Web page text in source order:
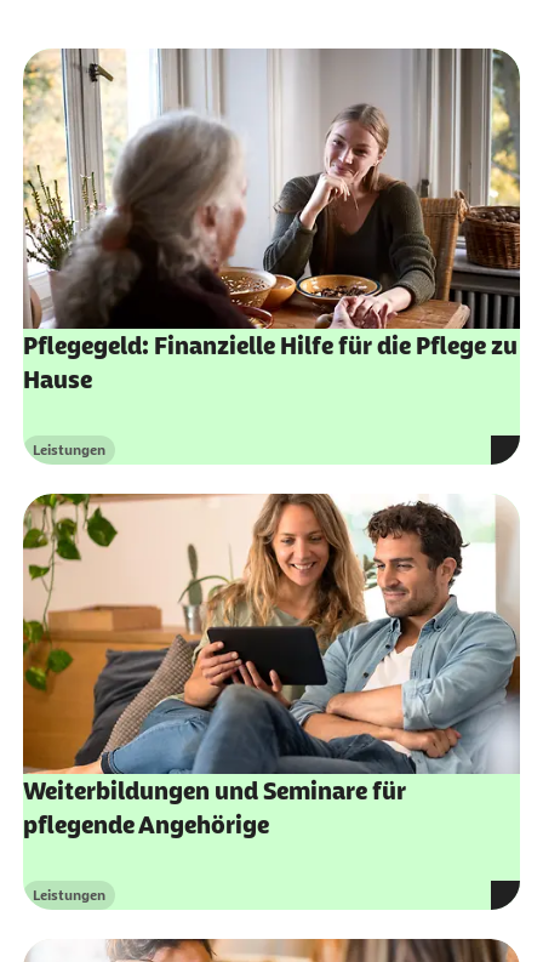
Pflegegeld: Finanzielle Hilfe für die Pflege zu
Hause
Kategorie
Leistungen
Weiterbildungen und Seminare für
pflegende Angehörige
Kategorie
Leistungen